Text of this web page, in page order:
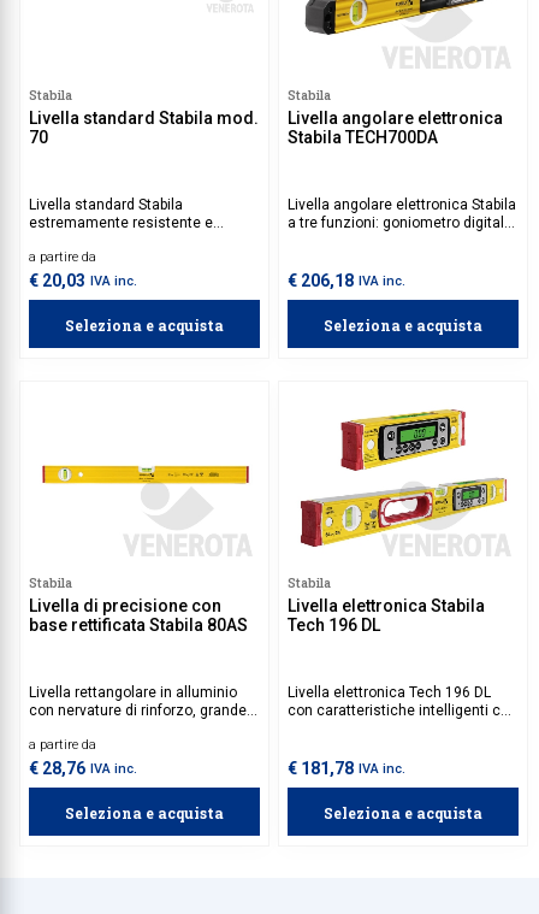
Stabila
Livella standard Stabila mod.
70
Livella standard Stabila
estremamente resistente e
a partire da
€ 20,03 IVA inc.
Seleziona e acquista
Stabila
Livella angolare elettronica
Stabila TECH700DA
Livella angolare elettronica Stabila
a tre funzioni: goniometro digitale,
€ 206,18 IVA inc.
Seleziona e acquista
Stabila
Livella di precisione con
base rettificata Stabila 80AS
Livella rettangolare in alluminio
con nervature di rinforzo, grande
lavoro.
a partire da
€ 28,76 IVA inc.
Seleziona e acquista
Stabila
Livella elettronica Stabila
Tech 196 DL
Livella elettronica Tech 196 DL
con caratteristiche intelligenti che
€ 181,78 IVA inc.
Seleziona e acquista